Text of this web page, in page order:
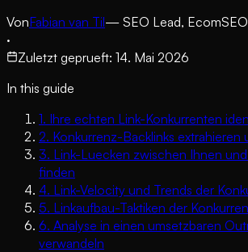
VonFabian van Til— SEO Lead, EcomSEO
·
Zuletzt geprueft: 14. Mai 2026
In this guide
1. Ihre echten Link-Konkurrenten
2. Konkurrenz-Backlinks extrahieren
3. Link-Luecken zwischen Ihnen
finden
4. Link-Velocity und Trends der
5. Linkaufbau-Taktiken der
6. Analyse in einen umsetzbaren
verwandeln